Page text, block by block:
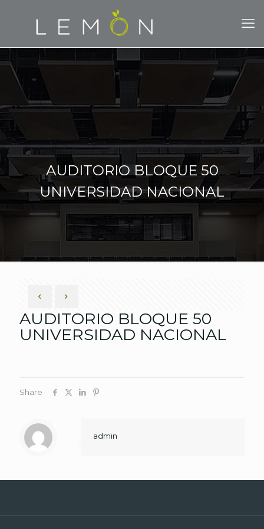
AUDITORIO BLOQUE 50
UNIVERSIDAD NACIONAL
AUDITORIO BLOQUE 50
UNIVERSIDAD NACIONAL
Share
admin